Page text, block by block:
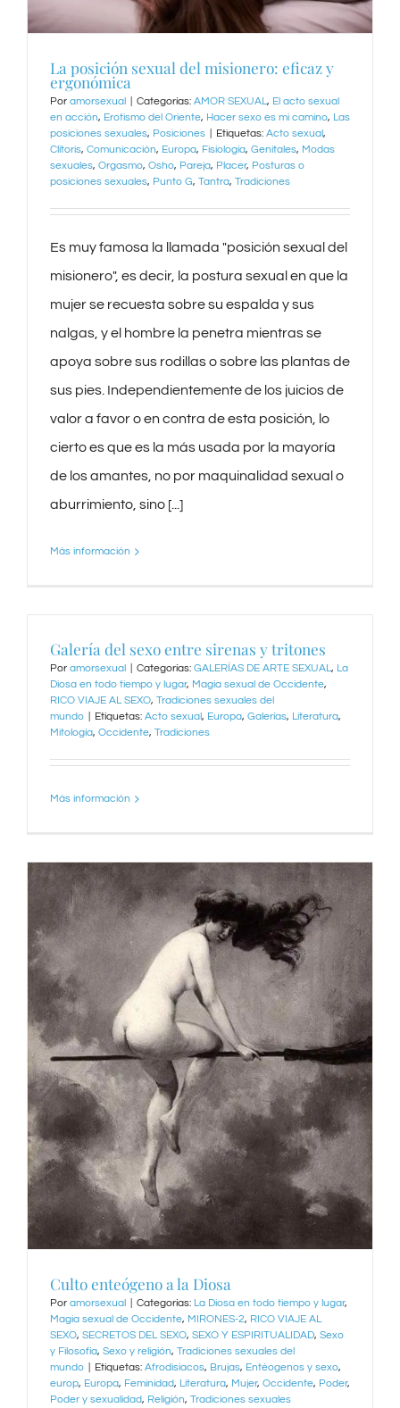
La posición sexual del misionero: eficaz y
ergonómica
Por amorsexual Categorías: AMOR SEXUAL, El acto sexual
en acción, Erotismo del Oriente, Hacer sexo es mi camino, Las
posiciones sexuales, Posiciones Etiquetas: Acto sexual,
Clítoris, Comunicación, Europa, Fisiología, Genitales, Modas
sexuales, Orgasmo, Osho, Pareja, Placer, Posturas o
posiciones sexuales, Punto G, Tantra, Tradiciones
Es muy famosa la llamada "posición sexual del
misionero", es decir, la postura sexual en que la
mujer se recuesta sobre su espalda y sus
nalgas, y el hombre la penetra mientras se
apoya sobre sus rodillas o sobre las plantas de
sus pies. Independientemente de los juicios de
valor a favor o en contra de esta posición, lo
cierto es que es la más usada por la mayoría
de los amantes, no por maquinalidad sexual o
aburrimiento, sino [...]
Más información
Galería del sexo entre sirenas y tritones
Por amorsexual Categorías: GALERÍAS DE ARTE SEXUAL, La
Diosa en todo tiempo y lugar, Magia sexual de Occidente,
RICO VIAJE AL SEXO, Tradiciones sexuales del
mundo
Etiquetas: Acto sexual, Europa, Galerías, Literatura,
Mitología, Occidente, Tradiciones
Más información
Culto enteógeno a la Diosa
Por amorsexual Categorías: La Diosa en todo tiempo y lugar,
Magia sexual de Occidente, MIRONES-2, RICO VIAJE AL
SEXO, SECRETOS DEL SEXO, SEXO Y ESPIRITUALIDAD, Sexo
y Filosofía, Sexo y religión, Tradiciones sexuales del
mundo
Etiquetas: Afrodisiacos, Brujas, Entéogenos y sexo,
europ, Europa, Feminidad, Literatura, Mujer, Occidente, Poder,
Poder y sexualidad, Religión, Tradiciones sexuales